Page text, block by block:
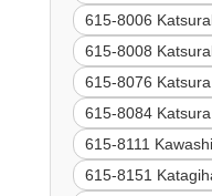
615-8006
615-8008
615-8076
615-8084
615-8111
615-8151